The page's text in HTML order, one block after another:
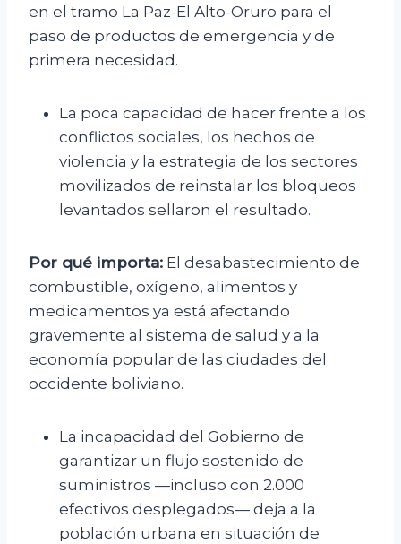
en el tramo La Paz-El Alto-Oruro para el
paso de productos de emergencia y de
primera necesidad.
La poca capacidad de hacer frente a los
conflictos sociales, los hechos de
violencia y la estrategia de los sectores
movilizados de reinstalar los bloqueos
levantados sellaron el resultado.
Por qué importa: El desabastecimiento de
combustible, oxígeno, alimentos y
medicamentos ya está afectando
gravemente al sistema de salud y a la
economía popular de las ciudades del
occidente boliviano.
La incapacidad del Gobierno de
garantizar un flujo sostenido de
suministros —incluso con 2.000
efectivos desplegados— deja a la
población urbana en situación de